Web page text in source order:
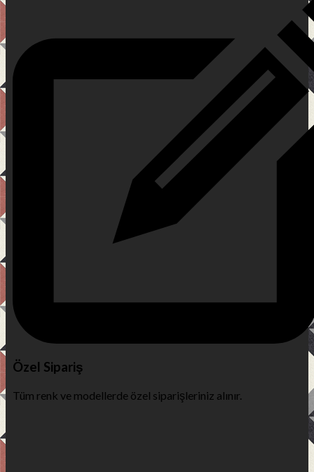
Özel Sipariş
Tüm renk ve modellerde özel siparişleriniz alınır.